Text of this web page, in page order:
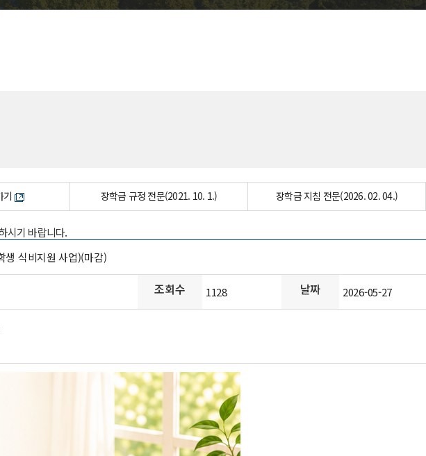
기 장학금 규정 전문(2021. 10. 1.) 장학금 지침 전문(2026. 02. 04.)
시기 바랍니다.
생 식비지원 사업)(마감)
조회수 1128 날짜 2026-05-27